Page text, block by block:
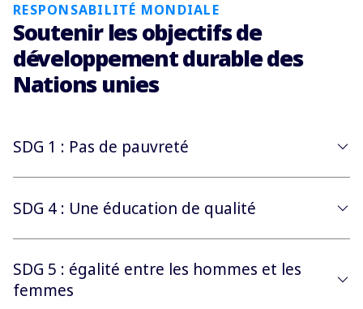
RESPONSABILITÉ MONDIALE
Soutenir les objectifs de
développement durable des
Nations unies
SDG 1 : Pas de pauvreté
SDG 4 : Une éducation de qualité
SDG 5 : égalité entre les hommes et les
femmes